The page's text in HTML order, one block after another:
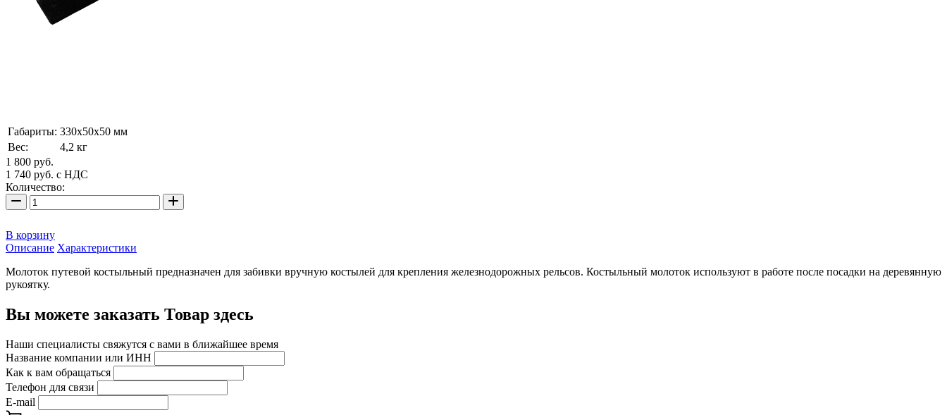
Габариты: 330х50х50 мм
Вес:
4,2 кг
1 800 руб.
1 740 руб. с НДС
Количество:
В корзину
Описание Характеристики
Молоток путевой костыльный предназначен для забивки вручную костылей для крепления железнодорожных рельсов. Костыльный молоток используют в работе после посадки на деревянную
рукоятку.
Вы можете заказать Товар здесь
Наши специалисты свяжутся с вами в ближайшее время
Название компании или ИНН
Как к вам обращаться
Телефон для связи
E-mail